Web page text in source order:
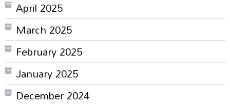
April 2025
March 2025
February 2025
January 2025
December 2024